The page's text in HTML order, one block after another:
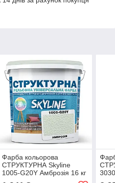
Фарба кольорова
СТРУКТУРНА Skyline
1005-G20Y Амброзія 16 кг